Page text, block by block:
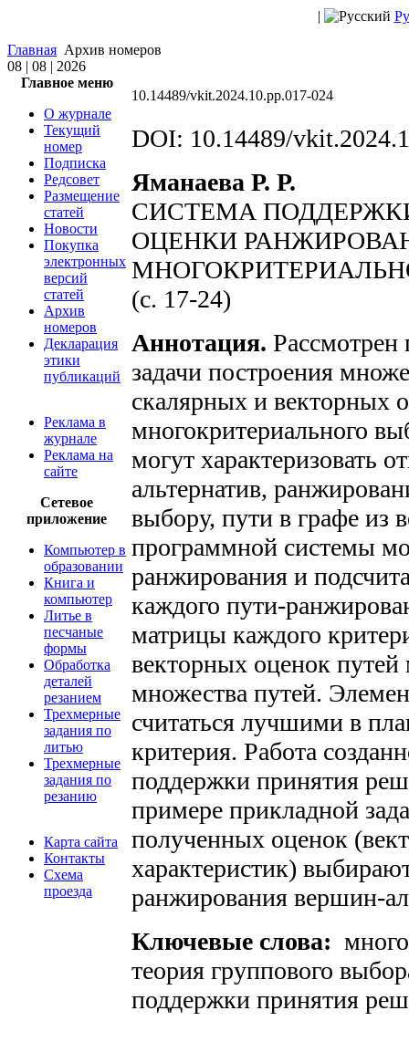
|
Главная Архив номеров
08 | 08 | 2026
Главное меню
О журнале
Текущий
номер
Подписка
Редсовет
Размещение
статей
Новости
Покупка
электронных
версий
статей
Архив
номеров
Декларация
этики
публикаций
Реклама в
журнале
Реклама на
сайте
Сетевое
приложение
Компьютер в
образовании
Книга и
компьютер
Литье в
песчаные
формы
Обработка
деталей
резанием
Трехмерные
задания по
литью
Трехмерные
задания по
резанию
Карта сайта
Контакты
Схема
проезда
10.14489/vkit.2024.10.pp.017-024
DOI: 10.14489/
Яманаева Р. Р.
СИСТЕМА
ОЦЕНКИ
(c. 17-24)
Аннотация.
задачи построения
скалярных и векторных
многокритериального
могут характеризовать
альтернатив,
выбору, пути в графе
программной системы
ранжирования и
каждого пути-
матрицы каждого
векторных оценок
множества путей.
считаться лучшими в
критерия. Работа
поддержки принятия
примере прикладной
полученных оценок
характеристик)
ранжирования вершин-
Ключевые слова:
теория группового
поддержки принятия